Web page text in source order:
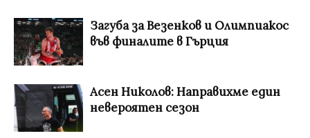
Загуба за Везенков и Олимпиакос
във финалите в Гърция
Асен Николов: Направихме един
невероятен сезон